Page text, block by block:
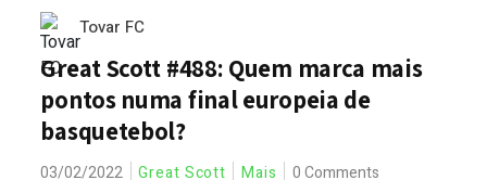
Tovar FC
Great Scott #488: Quem marca mais
pontos numa final europeia de
basquetebol?
03/02/2022 Great Scott Mais 0 Comments